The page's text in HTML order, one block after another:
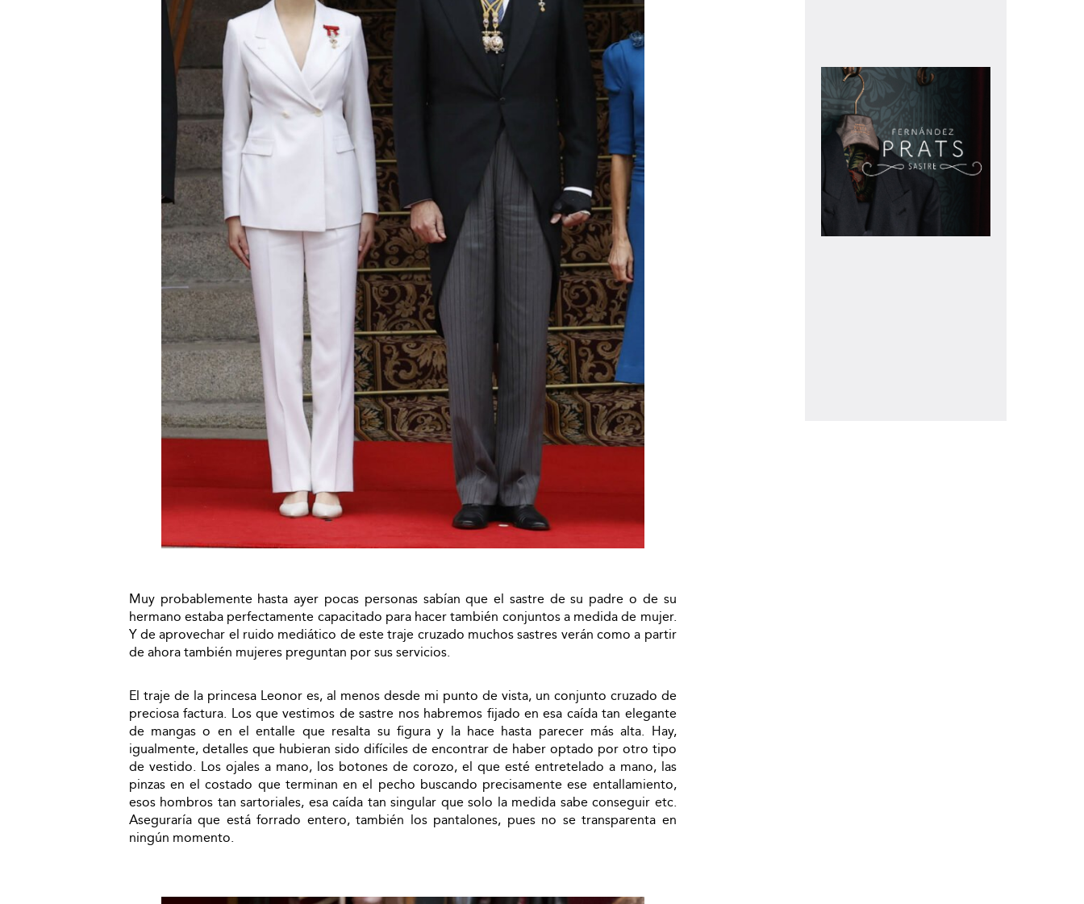
Muy probablemente hasta ayer pocas personas sabían que el sastre de su padre o de su
hermano estaba perfectamente capacitado para hacer también conjuntos a medida de mujer.
Y de aprovechar el ruido mediático de este traje cruzado muchos sastres verán como a partir
de ahora también mujeres preguntan por sus servicios.
El traje de la princesa Leonor es, al menos desde mi punto de vista, un conjunto cruzado de
preciosa factura. Los que vestimos de sastre nos habremos fijado en esa caída tan elegante
de mangas o en el entalle que resalta su figura y la hace hasta parecer más alta. Hay,
igualmente, detalles que hubieran sido difíciles de encontrar de haber optado por otro tipo
de vestido. Los ojales a mano, los botones de corozo, el que esté entretelado a mano, las
pinzas en el costado que terminan en el pecho buscando precisamente ese entallamiento,
esos hombros tan sartoriales, esa caída tan singular que solo la medida sabe conseguir etc.
Aseguraría que está forrado entero, también los pantalones, pues no se transparenta en
ningún momento.